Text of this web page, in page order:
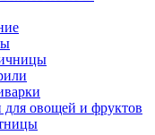
овощей и фруктов